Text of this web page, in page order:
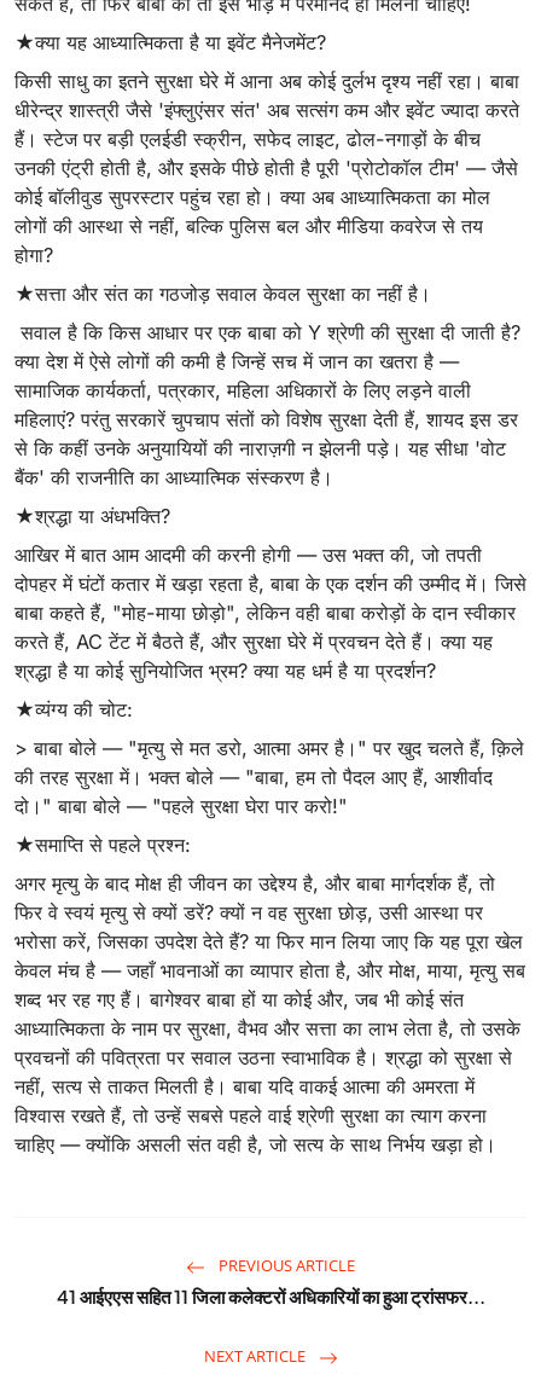
★क्या यह आध्यात्मिकता है या इवेंट मैनेजमेंट?
किसी साधु का इतने सुरक्षा घेरे में आना अब कोई दुर्लभ दृश्य नहीं रहा। बाबा
धीरेन्द्र शास्त्री जैसे 'इंफ्लुएंसर संत' अब सत्संग कम और इवेंट ज्यादा करते
हैं। स्टेज पर बड़ी एलईडी स्क्रीन, सफेद लाइट, ढोल-नगाड़ों के बीच
उनकी एंट्री होती है, और इसके पीछे होती है पूरी 'प्रोटोकॉल टीम' — जैसे
कोई बॉलीवुड सुपरस्टार पहुंच रहा हो। क्या अब आध्यात्मिकता का मोल
लोगों की आस्था से नहीं, बल्कि पुलिस बल और मीडिया कवरेज से तय
होगा?
★सत्ता और संत का गठजोड़ सवाल केवल सुरक्षा का नहीं है।
सवाल है कि किस आधार पर एक बाबा को Y श्रेणी की सुरक्षा दी जाती है?
क्या देश में ऐसे लोगों की कमी है जिन्हें सच में जान का खतरा है —
सामाजिक कार्यकर्ता, पत्रकार, महिला अधिकारों के लिए लड़ने वाली
महिलाएं? परंतु सरकारें चुपचाप संतों को विशेष सुरक्षा देती हैं, शायद इस डर
से कि कहीं उनके अनुयायियों की नाराज़गी न झेलनी पड़े। यह सीधा 'वोट
बैंक' की राजनीति का आध्यात्मिक संस्करण है।
★श्रद्धा या अंधभक्ति?
आखिर में बात आम आदमी की करनी होगी — उस भक्त की, जो तपती
दोपहर में घंटों कतार में खड़ा रहता है, बाबा के एक दर्शन की उम्मीद में। जिसे
बाबा कहते हैं, "मोह-माया छोड़ो", लेकिन वही बाबा करोड़ों के दान स्वीकार
करते हैं, AC टेंट में बैठते हैं, और सुरक्षा घेरे में प्रवचन देते हैं। क्या यह
श्रद्धा है या कोई सुनियोजित भ्रम? क्या यह धर्म है या प्रदर्शन?
★व्यंग्य की चोट:
> बाबा बोले — "मृत्यु से मत डरो, आत्मा अमर है।" पर खुद चलते हैं, क़िले
की तरह सुरक्षा में। भक्त बोले — "बाबा, हम तो पैदल आए हैं, आशीर्वाद
दो।" बाबा बोले — "पहले सुरक्षा घेरा पार करो!"
★समाप्ति से पहले प्रश्न:
अगर मृत्यु के बाद मोक्ष ही जीवन का उद्देश्य है, और बाबा मार्गदर्शक हैं, तो
फिर वे स्वयं मृत्यु से क्यों डरें? क्यों न वह सुरक्षा छोड़, उसी आस्था पर
भरोसा करें, जिसका उपदेश देते हैं? या फिर मान लिया जाए कि यह पूरा खेल
केवल मंच है — जहाँ भावनाओं का व्यापार होता है, और मोक्ष, माया, मृत्यु सब
शब्द भर रह गए हैं। बागेश्वर बाबा हों या कोई और, जब भी कोई संत
आध्यात्मिकता के नाम पर सुरक्षा, वैभव और सत्ता का लाभ लेता है, तो उसके
प्रवचनों की पवित्रता पर सवाल उठना स्वाभाविक है। श्रद्धा को सुरक्षा से
नहीं, सत्य से ताकत मिलती है। बाबा यदि वाकई आत्मा की अमरता में
विश्वास रखते हैं, तो उन्हें सबसे पहले वाई श्रेणी सुरक्षा का त्याग करना
चाहिए — क्योंकि असली संत वही है, जो सत्य के साथ निर्भय खड़ा हो।
PREVIOUS ARTICLE
41 आईएएस सहित 11 जिला कलेक्टरों अधिकारियों का हुआ ट्रांसफर...
NEXT ARTICLE